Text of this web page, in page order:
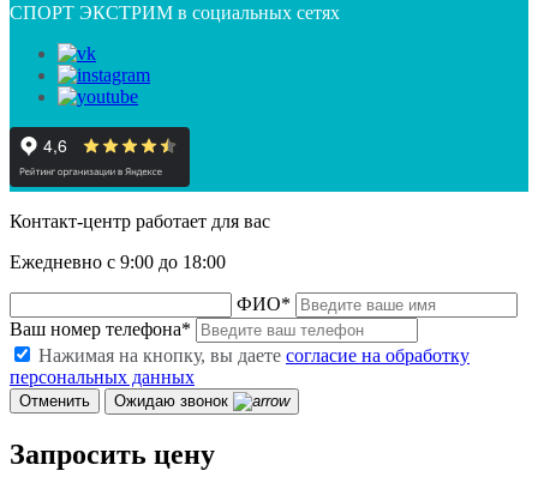
СПОРТ ЭКСТРИМ в социальных сетях
Контакт-центр работает для вас
Ежедневно с 9:00 до 18:00
ФИО*
Ваш номер телефона*
Нажимая на кнопку, вы даете согласие на обработку
персональных данных
Отменить Ожидаю звонок
Запросить цену